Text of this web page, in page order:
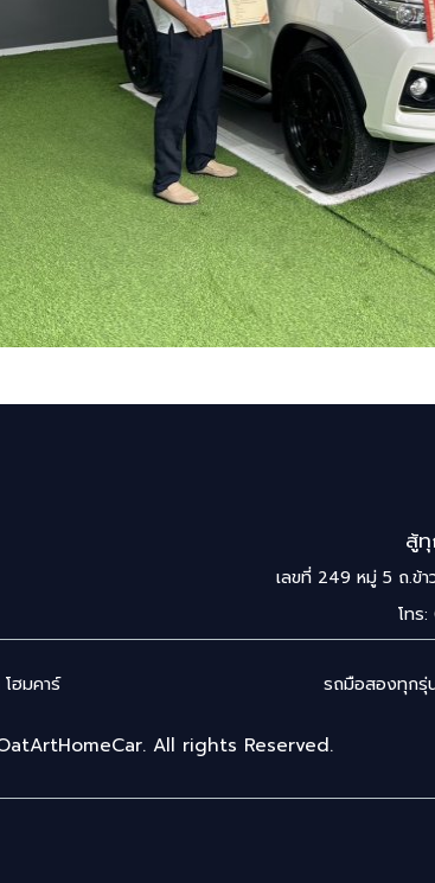
สู้
เลขที่ 249 หมู่ 5 ถ.ข้
โทร
ฮมคาร์ รถมือสองทุกรุ่
All rights Reserved.